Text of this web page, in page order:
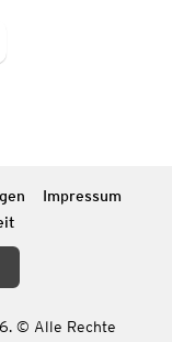
Impressum
© Alle Rechte